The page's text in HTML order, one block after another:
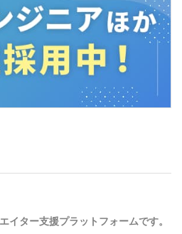
イター支援プラットフォームです。